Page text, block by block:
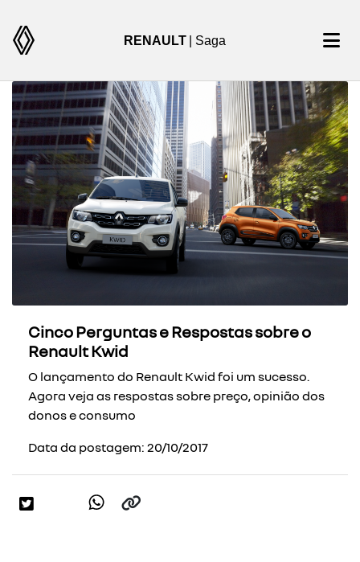
RENAULT | Saga
Cinco Perguntas e Respostas sobre o
Renault Kwid
O lançamento do Renault Kwid foi um sucesso.
Agora veja as respostas sobre preço, opinião dos
donos e consumo
Data da postagem: 20/10/2017